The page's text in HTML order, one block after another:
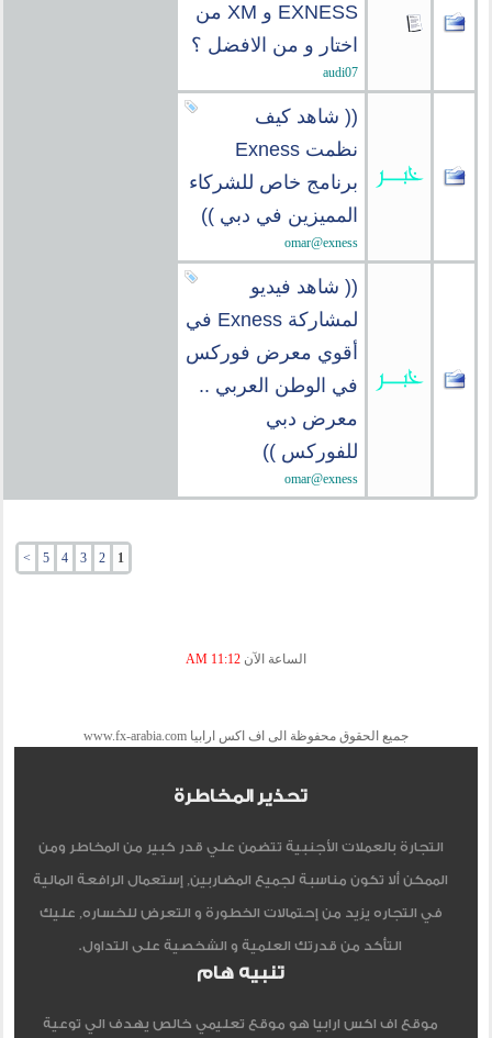
EXNESS و XM من
اختار و من الافضل ؟
audi07
(( شاهد كيف
نظمت Exness
برنامج خاص للشركاء
المميزين في دبي ))
omar@exness
(( شاهد فيديو
لمشاركة Exness في
أقوي معرض فوركس
في الوطن العربي ..
معرض دبي
للفوركس ))
omar@exness
1
2
3
4
5
>
الساعة الآن 11:12 AM
جميع الحقوق محفوظة الى اف اكس ارابيا www.fx-arabia.com
تحذير المخاطرة
التجارة بالعملات الأجنبية تتضمن علي قدر كبير من المخاطر ومن
الممكن ألا تكون مناسبة لجميع المضاربين, إستعمال الرافعة المالية
في التجاره يزيد من إحتمالات الخطورة و التعرض للخساره, عليك
التأكد من قدرتك العلمية و الشخصية على التداول.
تنبيه هام
موقع اف اكس ارابيا هو موقع تعليمي خالص يهدف الي توعية